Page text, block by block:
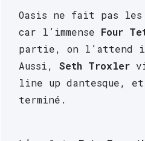
Oasis ne fait pas les
car l’immense Four
partie, on l’attend
Aussi, Seth Troxler
line up dantesque,
terminé.